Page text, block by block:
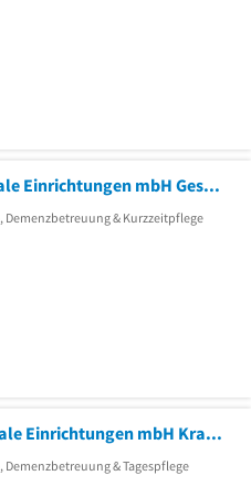
ASB Gesellschaft für soziale Einrichtungen mbH Geschäftsstelle
, Demenzbetreuung & Kurzzeitpflege
ASB-Gesellschaft für soziale Einrichtungen mbH Krankenpflege, Sozialstation
, Demenzbetreuung & Tagespflege